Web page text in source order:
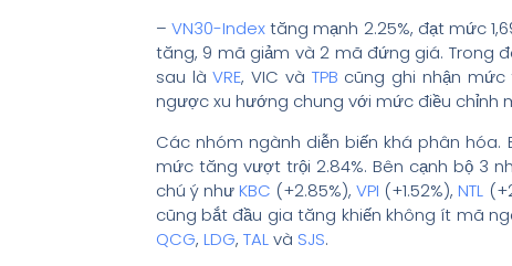
–VN30-Indextăng mạnh 2.25%, đạt mức
tăng, 9 mã giảm và 2 mã đứng giá. Trong
sau làVRE, VIC và TPB cũng ghi nhận mức
ngược xu hướng chung với mức điều chỉnh
Các nhóm ngành diễn biến khá phân
mức tăng vượt trội 2.84%. Bên cạnh bộ 3
chú ý như KBC (+2.85%),VPI (+1.52%), NTL
cũng bắt đầu gia tăng khiến không ít mã
QCG, LDG, TALvà SJS.